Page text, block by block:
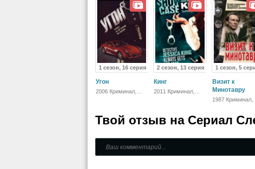
1 сезон, 16 серия
Угон
2006 Криминал,
2 сезон, 13 серия
Кинг
2011 Криминал,
1 сезон, 5
Визит к
Минотавру
1987 Криминал,
Твой отзыв на Сериал